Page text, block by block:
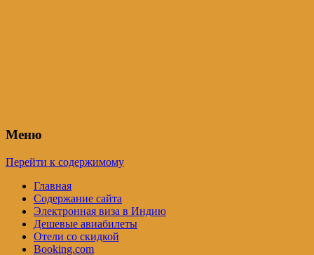
Меню
Перейти к содержимому
Главная
Содержание сайта
Электронная виза в Индию
Дешевые авиабилеты
Отели со скидкой
Booking.com